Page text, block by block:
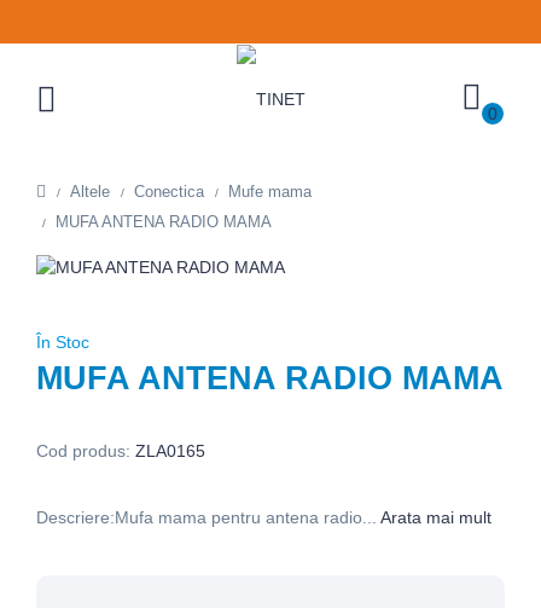
0
Altele Conectica
Mufe mama
MUFA ANTENA RADIO MAMA
În Stoc
MUFA ANTENA RADIO MAMA
Cod produs: ZLA0165
Descriere:Mufa mama pentru antena radio... Arata mai mult